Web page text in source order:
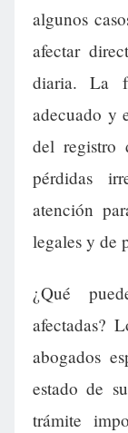
algunos
afectar
diaria. La
adecuado y
del registro
pérdidas
atención
legales y de
¿Qué
afectadas?
abogados
estado de
trámite